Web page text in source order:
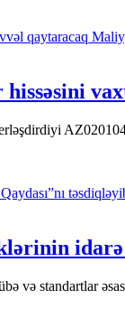
idarə
standartlar